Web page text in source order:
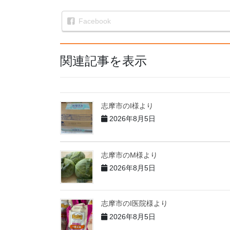
Facebook
関連記事を表示
志摩市のI様より
2026年8月5日
志摩市のM様より
2026年8月5日
志摩市のI医院様より
2026年8月5日